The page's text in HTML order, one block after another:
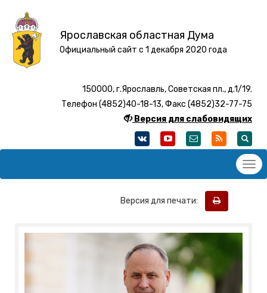
Ярославская областная Дума
Официальный сайт с 1 декабря 2020 года
150000, г.Ярославль, Советская пл., д.1/19.
Телефон (4852)40-18-13, Факс (4852)32-77-75
Версия для слабовидящих
Версия для печати: